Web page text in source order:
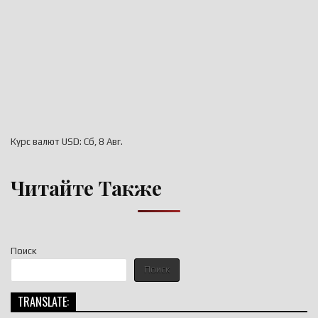
Поиск
Поиск
TRANSLATE:
Курс валют USD: Сб, 8 Авг.
Читайте Также